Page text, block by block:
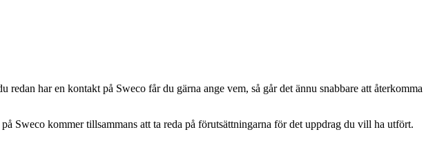
har en kontakt på Sweco får du gärna ange vem, så går det ännu snabbare att återkomma
Sweco kommer tillsammans att ta reda på förutsättningarna för det uppdrag du vill ha utfört.